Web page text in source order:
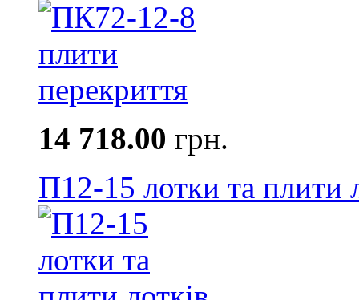
14 718.00 грн.
П12-15 лотки та плити